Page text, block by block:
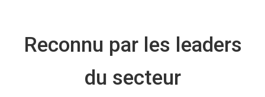
Reconnu par les leaders
du secteur